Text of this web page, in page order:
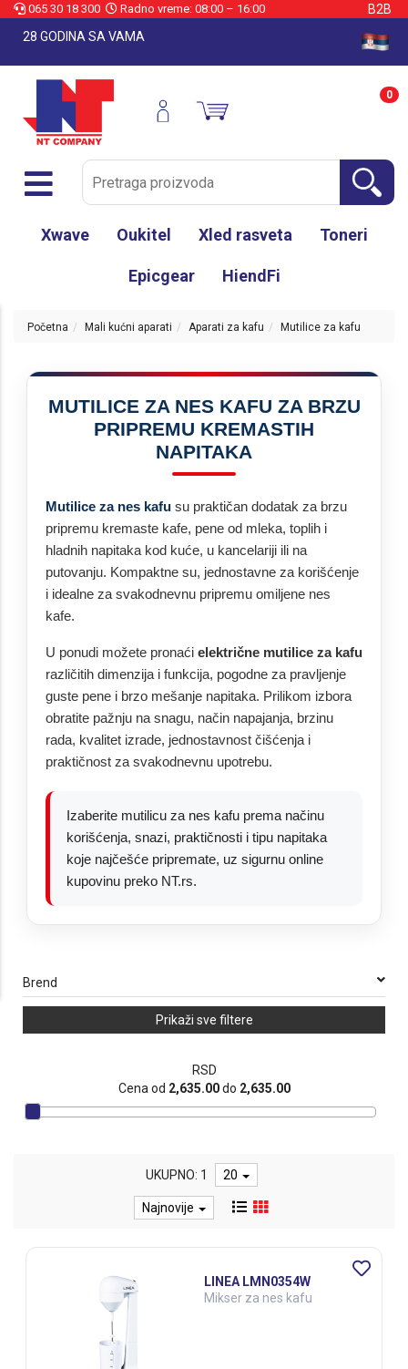
065 30 18 300 Radno vreme: 08:00 – 16:00
B2B
28 GODINA SA VAMA
Xwave Oukitel Xled rasveta Toneri
Epicgear HiendFi
0
Početna Mali kućni aparati Aparati za kafu Mutilice za kafu
MUTILICE ZA NES KAFU ZA BRZU
PRIPREMU KREMASTIH
NAPITAKA
Mutilice za nes kafu su praktičan dodatak za brzu
pripremu kremaste kafe, pene od mleka, toplih i
hladnih napitaka kod kuće, u kancelariji ili na
putovanju. Kompaktne su, jednostavne za korišćenje
i idealne za svakodnevnu pripremu omiljene nes
kafe.
U ponudi možete pronaći električne mutilice za kafu
različitih dimenzija i funkcija, pogodne za pravljenje
guste pene i brzo mešanje napitaka. Prilikom izbora
obratite pažnju na snagu, način napajanja, brzinu
rada, kvalitet izrade, jednostavnost čišćenja i
praktičnost za svakodnevnu upotrebu.
Izaberite mutilicu za nes kafu prema načinu
korišćenja, snazi, praktičnosti i tipu napitaka
koje najčešće pripremate, uz sigurnu online
kupovinu preko NT.rs.
Brend
Prikaži sve filtere
RSD
Cena od 2,635.00do 2,635.00
UKUPNO: 1 20
Najnovije
LINEA LMN0354W
Mikser za nes kafu